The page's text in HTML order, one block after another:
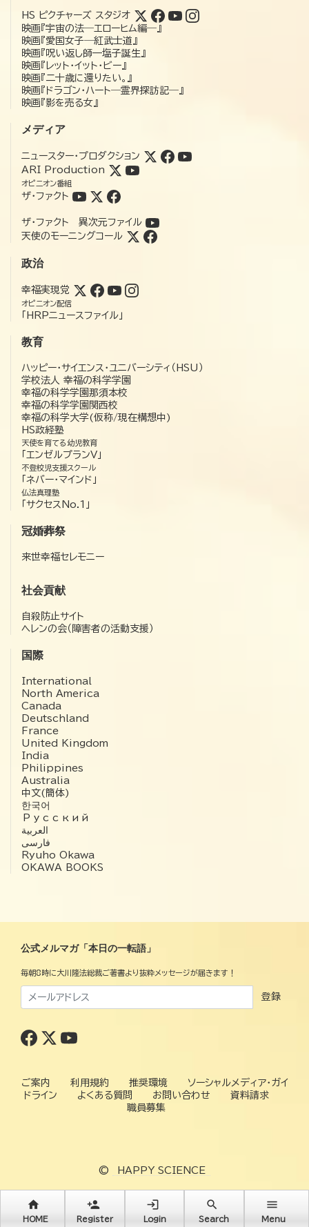
HS ピクチャーズ スタジオ
映画『宇宙の法―エローヒム編―』
映画『愛国女子―紅武士道』
映画『呪い返し師—塩子誕生』
映画『レット・イット・ビー』
映画『二十歳に還りたい。』
映画『ドラゴン・ハート―霊界探訪記―』
映画『影を売る女』
メディア
ニュースター・プロダクション
ARI Production
オピニオン番組
ザ・ファクト
ザ・ファクト 異次元ファイル
天使のモーニングコール
政治
幸福実現党
オピニオン配信
「HRPニュースファイル」
教育
ハッピー・サイエンス・ユニバーシティ（HSU）
学校法人 幸福の科学学園
幸福の科学学園那須本校
幸福の科学学園関西校
幸福の科学大学(仮称/現在構想中)
HS政経塾
天使を育てる幼児教育
「エンゼルプランV」
不登校児支援スクール
「ネバー・マインド」
仏法真理塾
「サクセスNo.1」
冠婚葬祭
来世幸福セレモニー
社会貢献
自殺防止サイト
ヘレンの会（障害者の活動支援）
国際
International
North America
Canada
Deutschland
France
United Kingdom
India
Philippines
Australia
中文(簡体)
한국어
Русский
العربية‏
فارسی
Ryuho Okawa
OKAWA BOOKS
公式メルマガ「本日の一転語」
毎朝8時に大川隆法総裁ご著書より抜粋メッセージが届きます！
登録
ご案内 利用規約 推奨環境
ソーシャルメディア・ガイ
ドライン
よくある質問 お問い合わせ
資料請求
職員募集
© HAPPY SCIENCE
home
HOME
person_add
Register
login
Login
search
Search
menu
Menu